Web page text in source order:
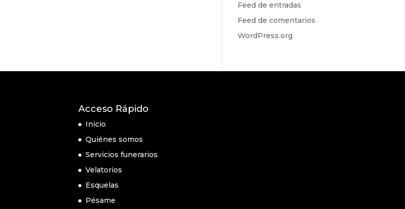
Feed de entradas
Feed de comentarios
WordPress.org
Acceso Rápido
Inicio
Quiénes somos
Servicios funerarios
Velatorios
Esquelas
Pésame